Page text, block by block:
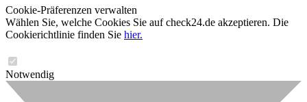
Cookie-Präferenzen verwalten
Wählen Sie, welche Cookies Sie auf check24.de akzeptieren. Die
Cookierichtlinie finden Sie hier.
Notwendig